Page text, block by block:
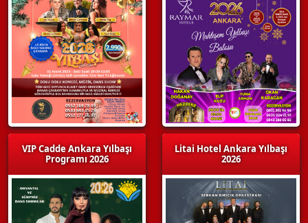
VIP Cadde Ankara Yılbaşı
Programı 2026
Litai Hotel Ankara Yılbaşı
2026